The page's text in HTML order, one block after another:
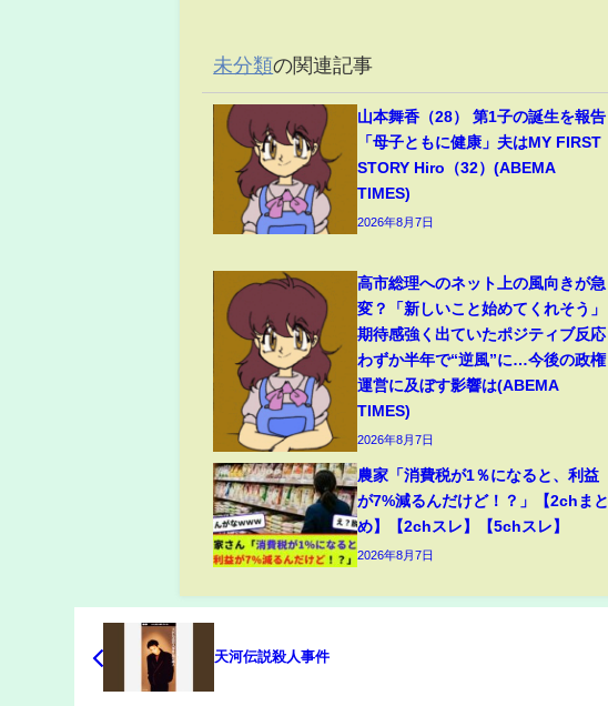
未分類の関連記事
山本舞香（28） 第1子の誕生を報告
「母子ともに健康」夫はMY FIRST
STORY Hiro（32）(ABEMA
TIMES)
2026年8月7日
高市総理へのネット上の風向きが急
変？「新しいこと始めてくれそう」
期待感強く出ていたポジティブ反応
わずか半年で“逆風”に…今後の政権
運営に及ぼす影響は(ABEMA
TIMES)
2026年8月7日
農家「消費税が1％になると、利益
が7%減るんだけど！？」【2chまと
め】【2chスレ】【5chスレ】
2026年8月7日
天河伝説殺人事件